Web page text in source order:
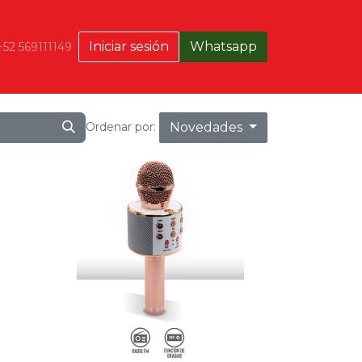
569111149 Iniciar sesión Whatsapp
Ordenar por: Novedades